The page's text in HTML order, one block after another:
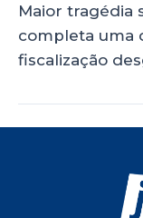
Maior tragédia
completa uma
fiscalização